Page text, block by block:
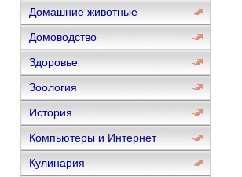
Домашние животные
Домоводство
Здоровье
Зоология
История
Компьютеры и Интернет
Кулинария